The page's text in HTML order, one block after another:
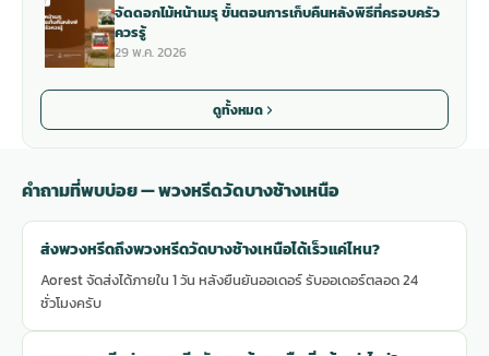
จัดดอกไม้หน้าเมรุ ขั้นตอนการเก็บคืนหลังพิธีที่ครอบครัว
ควรรู้
29 พ.ค. 2026
ดูทั้งหมด
คำถามที่พบบ่อย — พวงหรีดวัดบางช้างเหนือ
ส่งพวงหรีดถึงพวงหรีดวัดบางช้างเหนือได้เร็วแค่ไหน?
Aorest จัดส่งได้ภายใน 1 วัน หลังยืนยันออเดอร์ รับออเดอร์ตลอด 24
ชั่วโมงครับ